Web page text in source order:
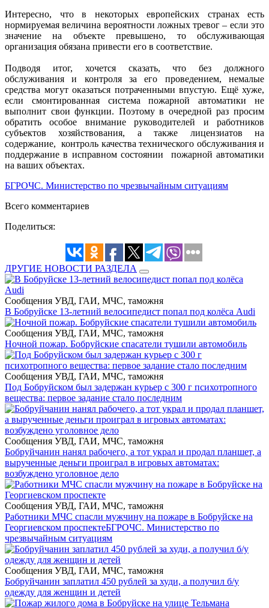
Интересно, что в некоторых европейских странах есть
нормируемая величина вероятности ложных тревог – если это
значение на объекте превышено, то обслуживающая
организация обязана привести его в соответствие.
Подводя итог, хочется сказать, что без должного
обслуживания и контроля за его проведением, немалые
средства могут оказаться потраченными впустую. Ещё хуже,
если смонтированная система пожарной автоматики не
выполнит свои функции. Поэтому в очередной раз просим
обратить особое внимание руководителей и работников
субъектов хозяйствования, а также лицензиатов на
содержание, контроль качества технического обслуживания и
поддержание в исправном состоянии пожарной автоматики
на ваших объектах.
БГРОЧС. Министерство по чрезвычайным ситуациям
Всего комментариев
Поделиться:
ДРУГИЕ НОВОСТИ РАЗДЕЛА
Сообщения УВД, ГАИ, МЧС, таможня
В Бобруйске 13-летний велосипедист попал под колёса Audi
Сообщения УВД, ГАИ, МЧС, таможня
Ночной пожар. Бобруйские спасатели тушили автомобиль
Сообщения УВД, ГАИ, МЧС, таможня
Под Бобруйском был задержан курьер с 300 г психотропного
вещества: первое задание стало последним
Сообщения УВД, ГАИ, МЧС, таможня
Бобруйчанин нанял рабочего, а тот украл и продал планшет, а
вырученные деньги проиграл в игровых автоматах:
возбуждено уголовное дело
Сообщения УВД, ГАИ, МЧС, таможня
Работники МЧС спасли мужчину на пожаре в Бобруйске на
Георгиевском проспектеБГРОЧС. Министерство по
чрезвычайным ситуациям
Сообщения УВД, ГАИ, МЧС, таможня
Бобруйчанин заплатил 450 рублей за худи, а получил б/у
одежду для женщин и детей